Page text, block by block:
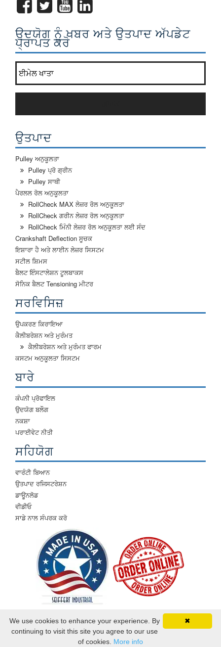
ਉਦਯੋਗ ਨੂੰ ਖਬਰ ਅਤੇ ਉਤਪਾਦ ਅੱਪਡੇਟ
ਪ੍ਰਾਪਤ ਕਰੋ
ਸਾਡੇ ਨਿਊਜ਼ਲੈਟਰ ਸੂਚੀ ਵਿੱਚ ਸ਼ਾਮਲ ਹੋ ਜਾਓ? *
ਉਤਪਾਦ
Pulley ਅਨੁਕੂਲਤਾ
Pulley ਪ੍ਰੋ ਗ੍ਰੀਨ
Pulley ਸਾਥੀ
ਪੈਰਲਲ ਰੋਲ ਅਨੁਕੂਲਤਾ
RollCheck MAX ਲੇਜ਼ਰ ਰੋਲ ਅਨੁਕੂਲਤਾ
RollCheck ਗਰੀਨ ਲੇਜ਼ਰ ਰੋਲ ਅਨੁਕੂਲਤਾ
RollCheck ਮਿੰਨੀ ਲੇਜ਼ਰ ਰੋਲ ਅਨੁਕੂਲਤਾ ਲਈ ਸੰਦ
Crankshaft Deflection ਸੂਚਕ
ਇਸ਼ਾਰਾ ਹੈ ਅਤੇ ਲਾਈਨ ਲੇਜ਼ਰ ਸਿਸਟਮ
ਸਟੀਲ ਸ਼ਿਮਸ
ਬੈਲਟ ਇੰਸਟਾਲੇਸ਼ਨ ਟੂਲਬਾਕਸ
ਸੋਨਿਕ ਬੈਲਟ Tensioning ਮੀਟਰ
ਸਰਵਿਸਿਜ਼
ਉਪਕਰਣ ਕਿਰਾਇਆ
ਕੈਲੀਬਰੇਸ਼ਨ ਅਤੇ ਮੁਰੰਮਤ
ਕੈਲੀਬਰੇਸ਼ਨ ਅਤੇ ਮੁਰੰਮਤ ਫਾਰਮ
ਕਸਟਮ ਅਨੁਕੂਲਤਾ ਸਿਸਟਮ
ਬਾਰੇ
ਕੰਪਨੀ ਪ੍ਰੋਫਾਇਲ
ਉਦਯੋਗ ਬਲੌਗ
ਨਕਸ਼ਾ
ਪਰਾਈਵੇਟ ਨੀਤੀ
ਸਹਿਯੋਗ
ਵਾਰੰਟੀ ਬਿਆਨ
ਉਤਪਾਦ ਰਜਿਸਟਰੇਸ਼ਨ
ਡਾਊਨਲੋਡ
ਵੀਡੀਓ
ਸਾਡੇ ਨਾਲ ਸੰਪਰਕ ਕਰੋ
©2026 Seiffert ਉਦਯੋਗਿਕ. ਸਾਰੇ ਹੱਕ ਰਾਖਵੇਂ ਹਨ.
✖
We use cookies to enhance your experience. By
continuing to visit this site you agree to our use
of cookies. More info